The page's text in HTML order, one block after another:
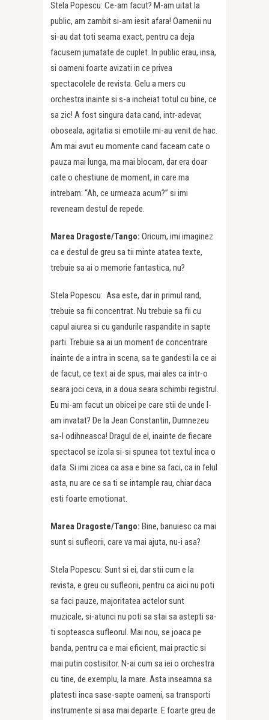
Stela Popescu: Ce-am facut? M-am uitat la
public, am zambit si-am iesit afara! Oamenii nu
si-au dat toti seama exact, pentru ca deja
facusem jumatate de cuplet. In public erau, insa,
si oameni foarte avizati in ce privea
spectacolele de revista. Gelu a mers cu
orchestra inainte si s-a incheiat totul cu bine, ce
sa zic! A fost singura data cand, intr-adevar,
oboseala, agitatia si emotiile mi-au venit de hac.
Am mai avut eu momente cand faceam cate o
pauza mai lunga, ma mai blocam, dar era doar
cate o chestiune de moment, in care ma
intrebam: “Ah, ce urmeaza acum?” si imi
reveneam destul de repede.
Marea Dragoste/Tango: Oricum, imi imaginez
ca e destul de greu sa tii minte atatea texte,
trebuie sa ai o memorie fantastica, nu?
Stela Popescu: Asa este, dar in primul rand,
trebuie sa fii concentrat. Nu trebuie sa fii cu
capul aiurea si cu gandurile raspandite in sapte
parti. Trebuie sa ai un moment de concentrare
inainte de a intra in scena, sa te gandesti la ce ai
de facut, ce text ai de spus, mai ales ca intr-o
seara joci ceva, in a doua seara schimbi registrul.
Eu mi-am facut un obicei pe care stii de unde l-
am invatat? De la Jean Constantin, Dumnezeu
sa-l odihneasca! Dragul de el, inainte de fiecare
spectacol se izola si-si spunea tot textul inca o
data. Si imi zicea ca asa e bine sa faci, ca in felul
asta, nu are ce sa ti se intample rau, chiar daca
esti foarte emotionat.
Marea Dragoste/Tango: Bine, banuiesc ca mai
sunt si sufleorii, care va mai ajuta, nu-i asa?
Stela Popescu: Sunt si ei, dar stii cum e la
revista, e greu cu sufleorii, pentru ca aici nu poti
sa faci pauze, majoritatea actelor sunt
muzicale, si-atunci nu poti sa stai sa astepti sa-
ti sopteasca sufleorul. Mai nou, se joaca pe
banda, pentru ca e mai eficient, mai practic si
mai putin costisitor. N-ai cum sa iei o orchestra
cu tine, de exemplu, la mare. Asta inseamna sa
platesti inca sase-sapte oameni, sa transporti
instrumente si asa mai departe. E foarte greu de